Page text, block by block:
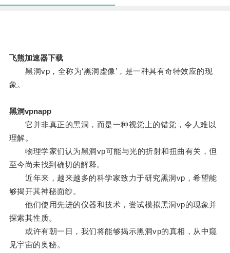
飞熊加速器下载
黑洞vp，全称为‘黑洞虚像’，是一种具有奇特效应的现
象。
黑洞vpnapp
它并非真正的黑洞，而是一种视觉上的错觉，令人难以
理解。
物理学家们认为黑洞vp可能与光的折射和扭曲有关，但
至今尚未找到确切的解释。
近年来，越来越多的科学家致力于研究黑洞vp，希望能
够揭开其神秘面纱。
他们使用先进的仪器和技术，尝试模拟黑洞vp的现象并
探索其性质。
或许有朝一日，我们将能够揭示黑洞vp的真相，从中窥
见宇宙的奥秘。